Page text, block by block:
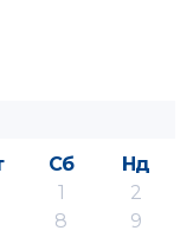
Сб
Нд
1
2
8
9